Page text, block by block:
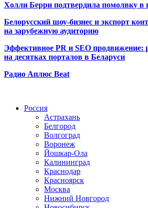
Холли Берри подтвердила помолвку в
Белорусский шоу-бизнес и экспорт
на зарубежную аудиторию
Эффективное PR и SEO продвижение:
на десятках порталов в Беларуси
Радио Аплюс Beat
Россия
Астрахань
Белгород
Волгоград
Воронеж
Йошкар-Ола
Калининград
Краснодар
Красноярск
Москва
Нижний Новгород